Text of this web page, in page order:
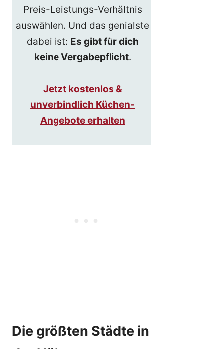
Preis-Leistungs-Verhältnis
auswählen. Und das genialste
dabei ist: Es gibt für dich
keine Vergabepflicht.
Jetzt kostenlos &
unverbindlich Küchen-
Angebote erhalten
Die größten Städte in